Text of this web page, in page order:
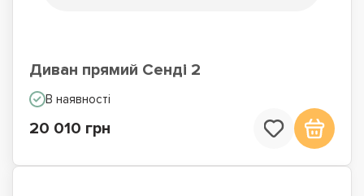
Диван прямий Сенді 2
В наявності
20 010 грн